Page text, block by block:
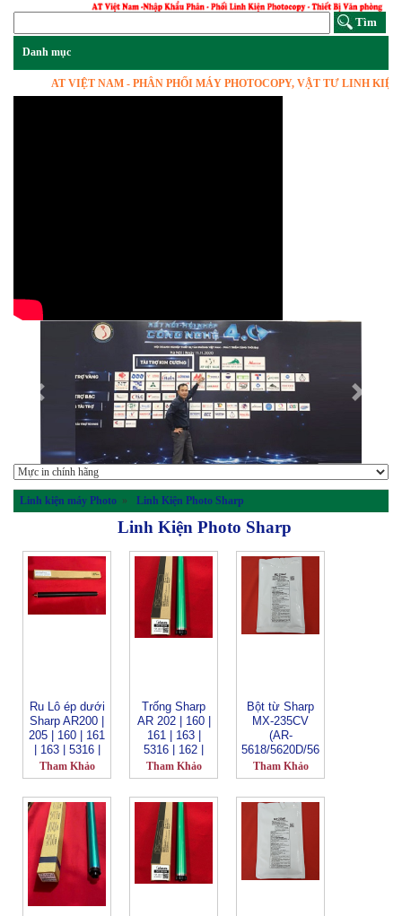
AT VIỆT NAM - PHÂN PHỐI MÁY PHOTOCOPY, VẬT TƯ LINH KIỆN,
Previous Next
Linh kiện máy Photo » Linh Kiện Photo Sharp
Linh Kiện Photo Sharp
Ru Lô ép dưới
Sharp AR200 |
205 | 160 | 161
| 163 | 5316 |
164 | 201 | 206
| 207 |
ARM162 |
ARM205 |
ARM208 | MX-
M232D | 5520 |
5516 | 5316 |
5618 | 5320 |
5623 | 5015 |
5115 | 5120 |
Tham Khảo
Trống Sharp
AR 202 | 160 |
161 | 163 |
5316 | 162 |
164 | 201 | 205
| 206 | 207 |
5516 | 5316 |
5618 | 5320 |
5623 | 5015 |
5115 | 5120 |
5620_AR 202_
(Model AG-
Tham Khảo
Bột từ Sharp
MX-235CV
(AR-
5618/5620D/56
23/5625/5631)
Tham Khảo